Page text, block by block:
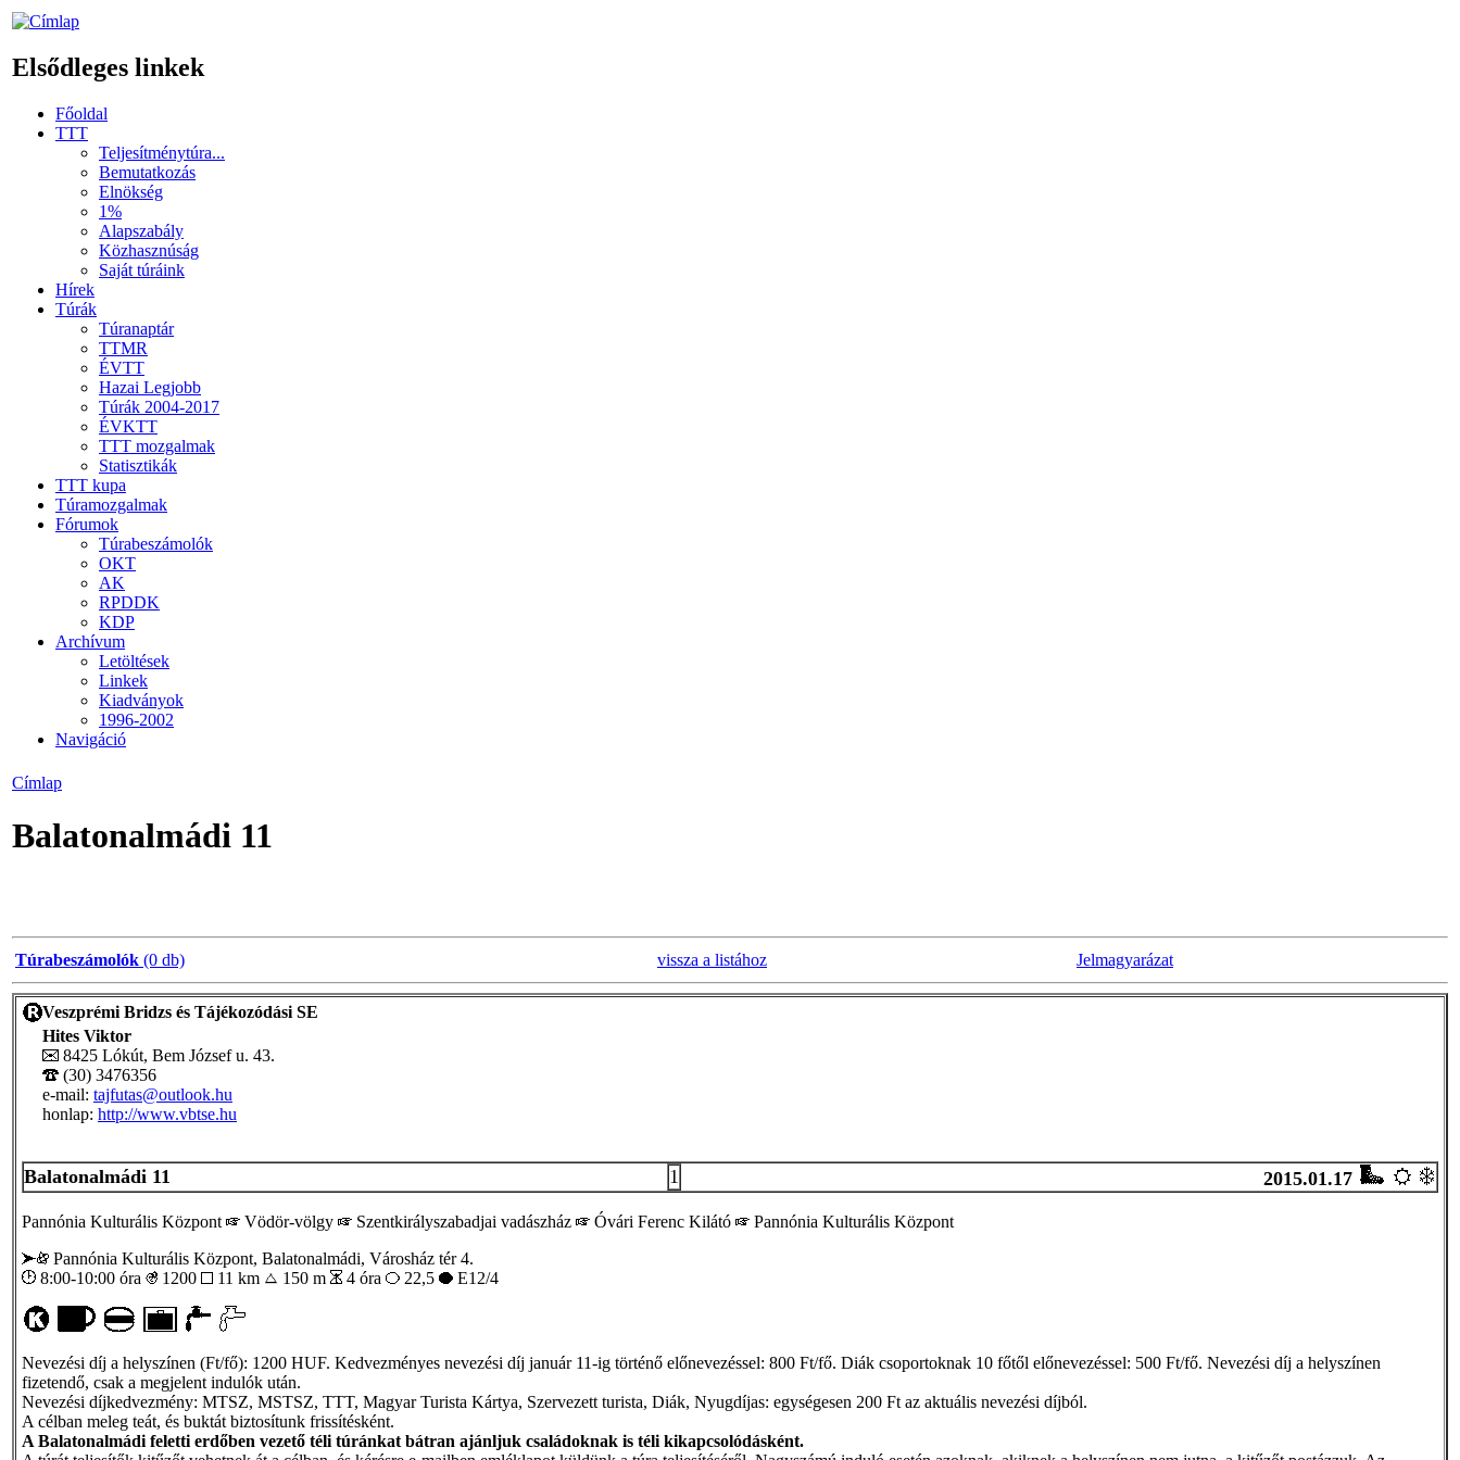
Elsődleges linkek
Főoldal
TTT
Teljesítménytúra...
Bemutatkozás
Elnökség
1%
Alapszabály
Közhasznúság
Saját túráink
Hírek
Túrák
Túranaptár
TTMR
ÉVTT
Hazai Legjobb
Túrák 2004-2017
ÉVKTT
TTT mozgalmak
Statisztikák
TTT kupa
Túramozgalmak
Fórumok
Túrabeszámolók
OKT
AK
RPDDK
KDP
Archívum
Letöltések
Linkek
Kiadványok
1996-2002
Navigáció
Címlap
Balatonalmádi 11
Túrabeszámolók (0 db) vissza a listához Jelmagyarázat
Veszprémi Bridzs és Tájékozódási SE
Hites Viktor
8425 Lókút, Bem József u. 43.
(30) 3476356
e-mail: tajfutas@outlook.hu
honlap: http://www.vbtse.hu
Balatonalmádi 11 1 2015.01.17
Pannónia Kulturális Központ Vödör-völgy Szentkirályszabadjai vadászház Óvári Ferenc Kilátó
Pannónia Kulturális Központ
Pannónia Kulturális Központ, Balatonalmádi, Városház tér 4.
8:00-10:00 óra
1200 11 km 150 m 4 óra 22,5 E12/4
Nevezési díj a helyszínen (Ft/fő): 1200 HUF. Kedvezményes nevezési díj január 11-ig történő előnevezéssel: 800 Ft/fő. Diák csoportoknak 10 főtől előnevezéssel: 500 Ft/fő. Nevezési díj a helyszínen
fizetendő, csak a megjelent indulók után.
Nevezési díjkedvezmény: MTSZ, MSTSZ, TTT, Magyar Turista Kártya, Szervezett turista, Diák, Nyugdíjas: egységesen 200 Ft az aktuális nevezési díjból.
A célban meleg teát, és buktát biztosítunk frissítésként.
A Balatonalmádi feletti erdőben vezető téli túránkat bátran ajánljuk családoknak is téli kikapcsolódásként.